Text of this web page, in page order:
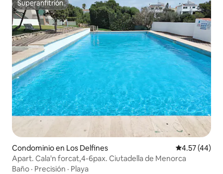
Superanfitrión
Superanfitrión
Condominio en Los Delfines Calificación
4.57 (44)
Apart. Cala'n forcat,4-6pax. Ciutadella de Menorca
Baño · Precisión · Playa